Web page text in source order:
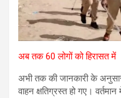
अब तक 60 लोगों को हिरासत में
अभी तक की जानकारी के
वाहन क्षतिग्रस्त हो गए।